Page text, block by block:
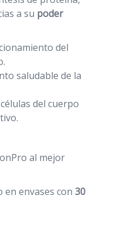
a su poder
del
saludable de la
del cuerpo
al mejor
en envases con 30